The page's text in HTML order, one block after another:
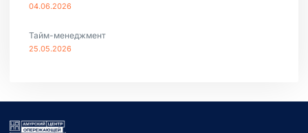
04.06.2026
Тайм-менеджмент
25.05.2026